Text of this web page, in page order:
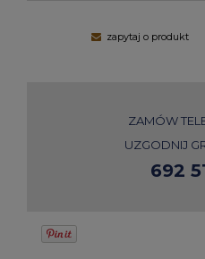
zapytaj o produkt
ZAMÓW
UZGODNIJ
692